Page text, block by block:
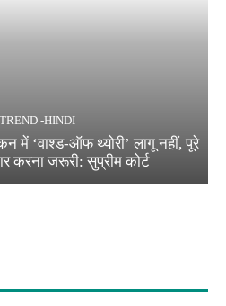
-HINDI
में ‘वाश्ड-ऑफ थ्योरी’ लागू नहीं, पूरे
करना जरूरी: सुप्रीम कोर्ट